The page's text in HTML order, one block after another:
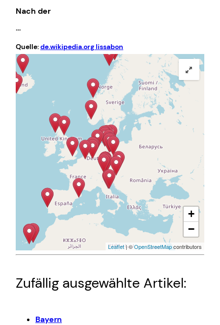
Nach der
…
Quelle:de.wikipedia.org lissabon
+
−
Leaflet| ©OpenStreetMapcontributors
Zufällig ausgewählte Artikel:
Bayern